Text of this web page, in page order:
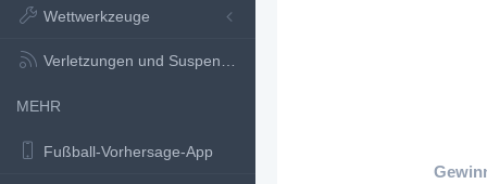
Wettwerkzeuge
Verletzungen und Suspensionen
MEHR
Fußball-Vorhersage-App